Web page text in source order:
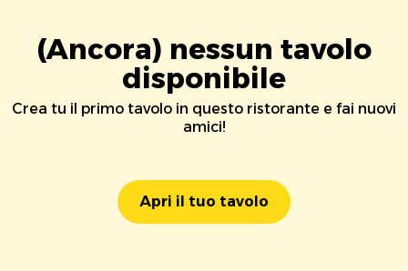
(Ancora) nessun tavolo
disponibile
Crea tu il primo tavolo in questo ristorante e fai nuovi
amici!
Apri il tuo tavolo